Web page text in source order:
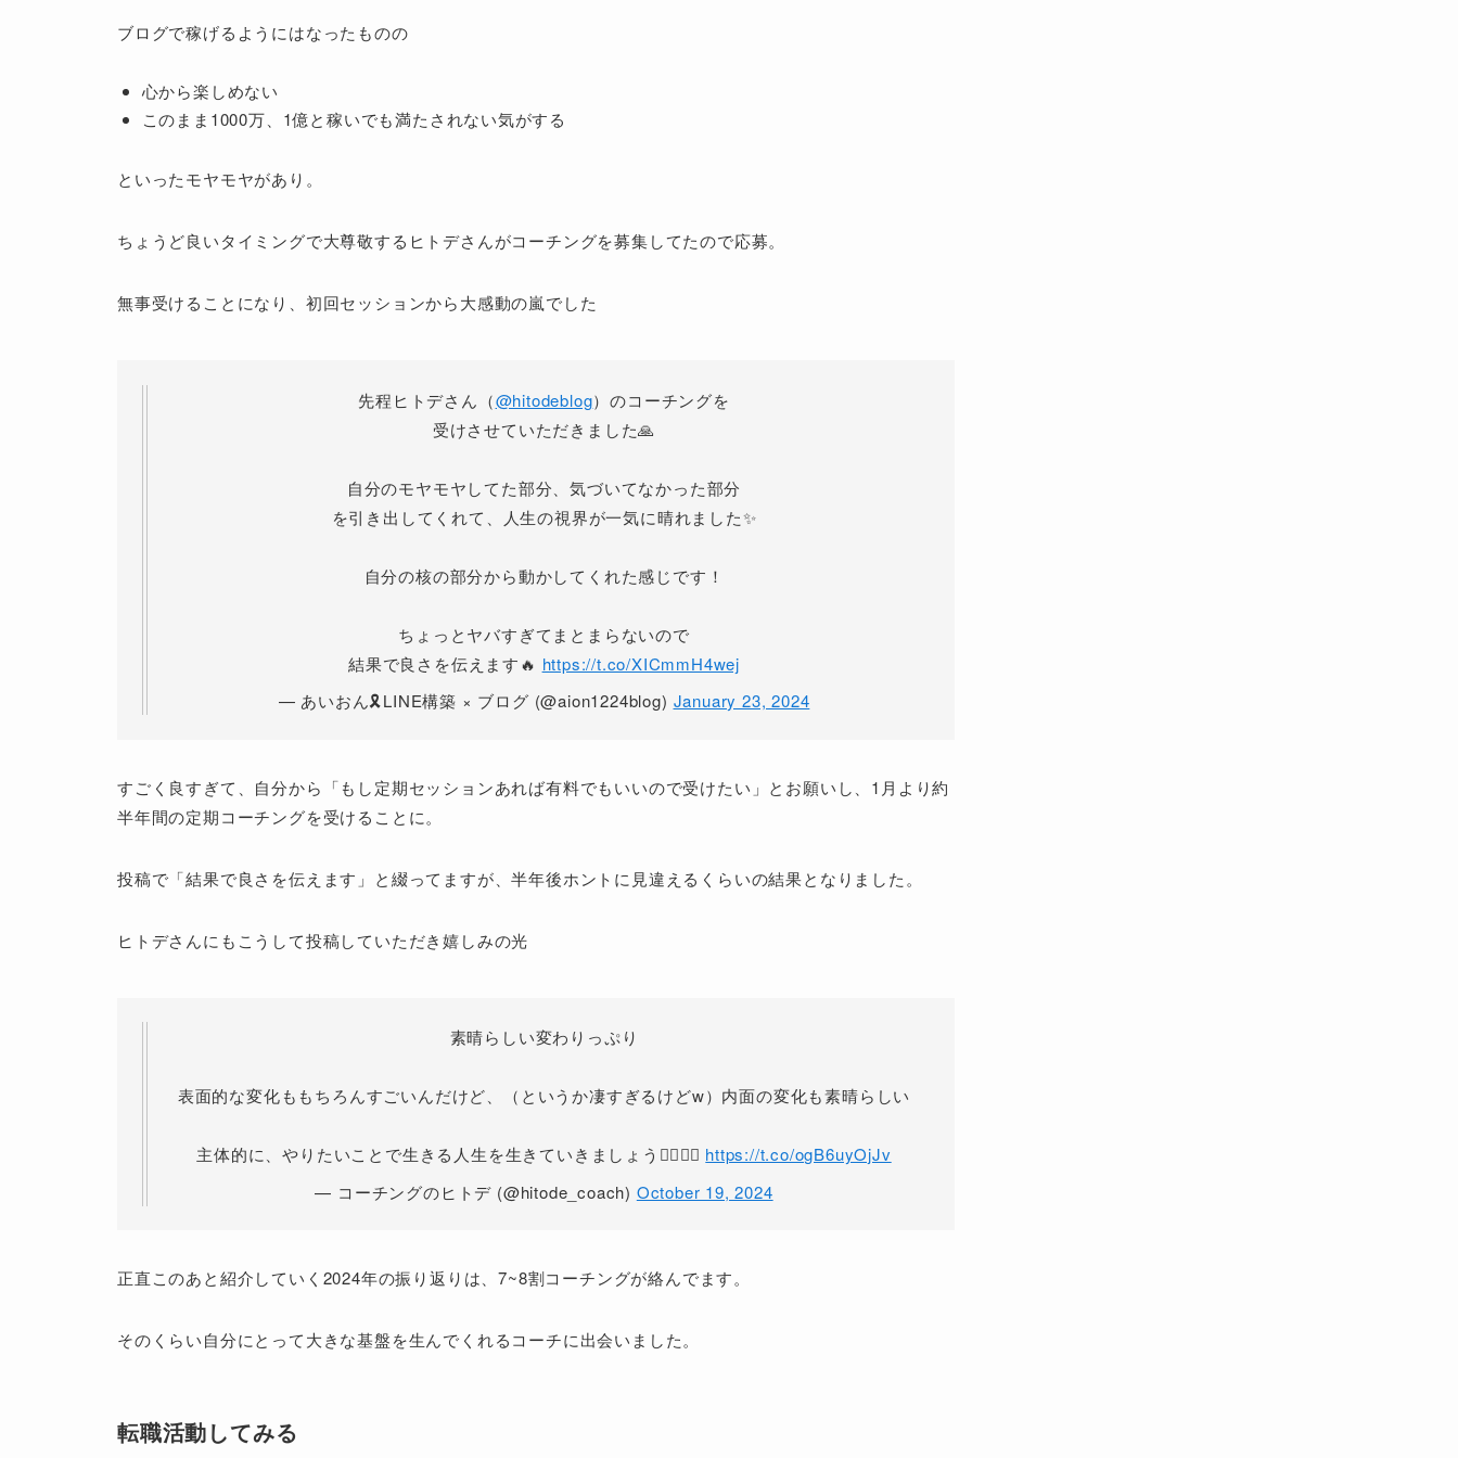
ブログで稼げるようにはなったものの
心から楽しめない
このまま1000万、1億と稼いでも満たされない気がする
といったモヤモヤがあり。
ちょうど良いタイミングで大尊敬するヒトデさんがコーチングを募集してたので応募。
無事受けることになり、初回セッションから大感動の嵐でした
先程ヒトデさん（
）のコーチングを
受けさせていただきました🙏
自分のモヤモヤしてた部分、気づいてなかった部分
を引き出してくれて、人生の視界が一気に晴れました✨
自分の核の部分から動かしてくれた感じです！
ちょっとヤバすぎてまとまらないので
結果で良さを伝えます🔥
https://t.co/XICmmH4wej
— あいおん🎗LINE構築 × ブログ (@aion1224blog)
すごく良すぎて、自分から「もし定期セッションあれば有料でもいいので受けたい」とお願いし、1月より約
半年間の定期コーチングを受けることに。
投稿で「結果で良さを伝えます」と綴ってますが、半年後ホントに見違えるくらいの結果となりました。
ヒトデさんにもこうして投稿していただき嬉しみの光
— コーチングのヒトデ (@hitode_coach)October 19, 2024